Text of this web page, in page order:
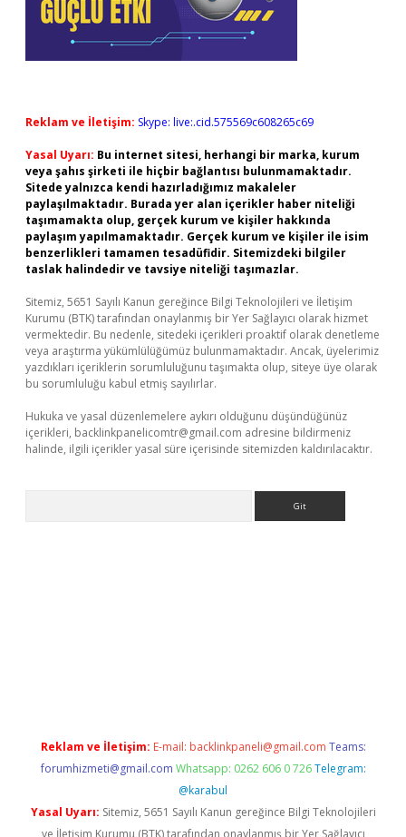
Reklam ve İletişim: Skype: live:.cid.575569c608265c69
Yasal Uyarı: Bu internet sitesi, herhangi bir marka, kurum
veya şahıs şirketi ile hiçbir bağlantısı bulunmamaktadır.
Sitede yalnızca kendi hazırladığımız makaleler
paylaşılmaktadır. Burada yer alan içerikler haber niteliği
taşımamakta olup, gerçek kurum ve kişiler hakkında
paylaşım yapılmamaktadır. Gerçek kurum ve kişiler ile isim
benzerlikleri tamamen tesadüfidir. Sitemizdeki bilgiler
taslak halindedir ve tavsiye niteliği taşımazlar.
Sitemiz, 5651 Sayılı Kanun gereğince Bilgi Teknolojileri ve İletişim
Kurumu (BTK) tarafından onaylanmış bir Yer Sağlayıcı olarak hizmet
vermektedir. Bu nedenle, sitedeki içerikleri proaktif olarak denetleme
veya araştırma yükümlülüğümüz bulunmamaktadır. Ancak, üyelerimiz
yazdıkları içeriklerin sorumluluğunu taşımakta olup, siteye üye olarak
bu sorumluluğu kabul etmiş sayılırlar.
Hukuka ve yasal düzenlemelere aykırı olduğunu düşündüğünüz
içerikleri, backlinkpanelicomtr@gmail.com adresine bildirmeniz
halinde, ilgili içerikler yasal süre içerisinde sitemizden kaldırılacaktır.
Reklam ve İletişim: E-mail: backlinkpaneli@gmail.com Teams:
forumhizmeti@gmail.com Whatsapp: 0262 606 0 726 Telegram:
@karabul
Yasal Uyarı: Sitemiz, 5651 Sayılı Kanun gereğince Bilgi Teknolojileri
ve İletişim Kurumu (BTK) tarafından onaylanmış bir Yer Sağlayıcı